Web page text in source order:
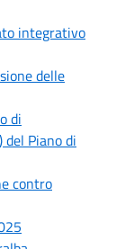
integrativo
delle
di
Piano di
contro